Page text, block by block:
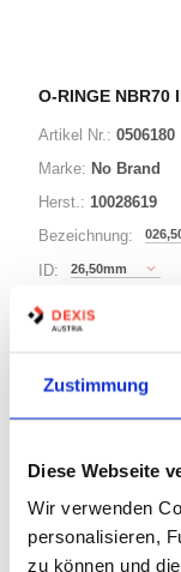
Zustimmung
Diese Webseite
Wir verwenden
personalisieren,
zu können und
O-RINGE NBR70
Artikel Nr.: 0506180
Marke: No Brand
Herst.: 10028619
Bezeichnung:
ID: 26,50mm
Schnurstärke:
STK
Losgröße 250